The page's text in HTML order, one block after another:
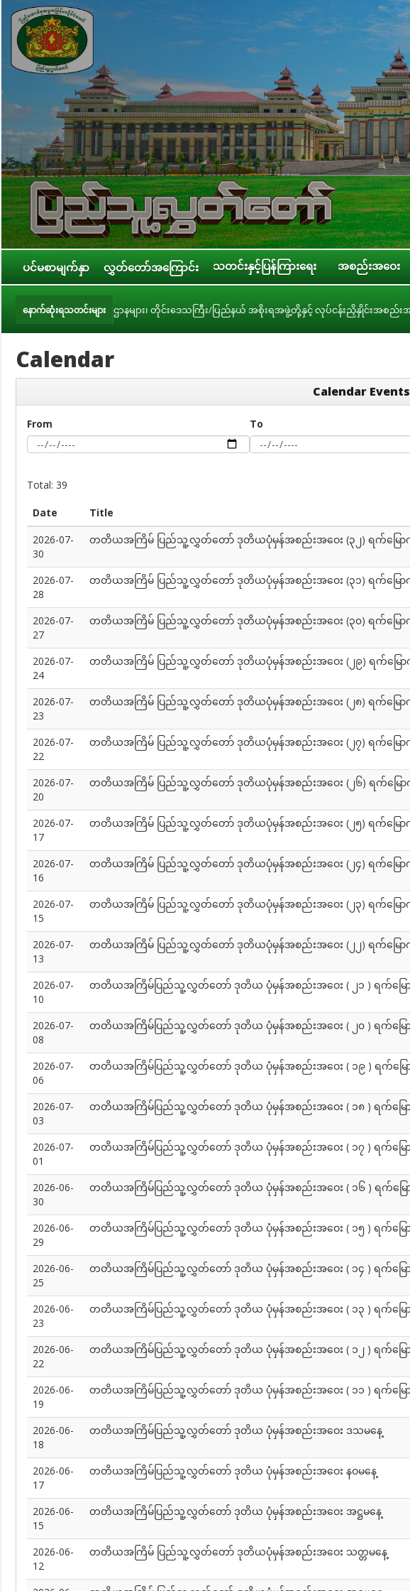
ပင်မစာမျက်နှာ လွှတ်တော်အကြောင်း သတင်းနှင့်ပြန်ကြားရေး အစည်းအဝေး
နောက်ဆုံးရသတင်းများ
နများ၊ တိုင်းဒေသကြီး/ပြည်နယ် အစိုးရအဖွဲ့တို့နှင့် လုပ်ငန်းညှိနှိုင်းအစည်းအဝေး ကျင်းပ ပြည်
Calendar
Calendar Events
From
To
Total: 39
Date
Title
2026-07-
30
တတိယအကြိမ် ပြည်သူ့လွှတ်တော် ဒုတိယပုံမှန်အစည်းအဝေး (၃၂) ရက်မြော
2026-07-
28
တတိယအကြိမ် ပြည်သူ့လွှတ်တော် ဒုတိယပုံမှန်အစည်းအဝေး (၃၁) ရက်မြော
2026-07-
27
တတိယအကြိမ် ပြည်သူ့လွှတ်တော် ဒုတိယပုံမှန်အစည်းအဝေး (၃၀) ရက်မြော
2026-07-
24
တတိယအကြိမ် ပြည်သူ့လွှတ်တော် ဒုတိယပုံမှန်အစည်းအဝေး (၂၉) ရက်မြော
2026-07-
23
တတိယအကြိမ် ပြည်သူ့လွှတ်တော် ဒုတိယပုံမှန်အစည်းအဝေး (၂၈) ရက်မြော
2026-07-
22
တတိယအကြိမ် ပြည်သူ့လွှတ်တော် ဒုတိယပုံမှန်အစည်းအဝေး (၂၇) ရက်မြော
2026-07-
20
တတိယအကြိမ် ပြည်သူ့လွှတ်တော် ဒုတိယပုံမှန်အစည်းအဝေး (၂၆) ရက်မြော
2026-07-
17
တတိယအကြိမ် ပြည်သူ့လွှတ်တော် ဒုတိယပုံမှန်အစည်းအဝေး (၂၅) ရက်မြော
2026-07-
16
တတိယအကြိမ် ပြည်သူ့လွှတ်တော် ဒုတိယပုံမှန်အစည်းအဝေး (၂၄) ရက်မြော
2026-07-
15
တတိယအကြိမ် ပြည်သူ့လွှတ်တော် ဒုတိယပုံမှန်အစည်းအဝေး (၂၃) ရက်မြော
2026-07-
13
တတိယအကြိမ် ပြည်သူ့လွှတ်တော် ဒုတိယပုံမှန်အစည်းအဝေး (၂၂) ရက်မြော
2026-07-
10
တတိယအကြိမ်ပြည်သူ့လွှတ်တော် ဒုတိယ ပုံမှန်အစည်းအဝေး ( ၂၁ ) ရက်မြေ
2026-07-
08
တတိယအကြိမ်ပြည်သူ့လွှတ်တော် ဒုတိယ ပုံမှန်အစည်းအဝေး ( ၂၀ ) ရက်မြေ
2026-07-
06
တတိယအကြိမ်ပြည်သူ့လွှတ်တော် ဒုတိယ ပုံမှန်အစည်းအဝေး ( ၁၉ ) ရက်မြေ
2026-07-
03
တတိယအကြိမ်ပြည်သူ့လွှတ်တော် ဒုတိယ ပုံမှန်အစည်းအဝေး ( ၁၈ ) ရက်မြေ
2026-07-
01
တတိယအကြိမ်ပြည်သူ့လွှတ်တော် ဒုတိယ ပုံမှန်အစည်းအဝေး ( ၁၇ ) ရက်မြေ
2026-06-
30
တတိယအကြိမ်ပြည်သူ့လွှတ်တော် ဒုတိယ ပုံမှန်အစည်းအဝေး ( ၁၆ ) ရက်မြေ
2026-06-
29
တတိယအကြိမ်ပြည်သူ့လွှတ်တော် ဒုတိယ ပုံမှန်အစည်းအဝေး ( ၁၅ ) ရက်မြေ
2026-06-
25
တတိယအကြိမ်ပြည်သူ့လွှတ်တော် ဒုတိယ ပုံမှန်အစည်းအဝေး ( ၁၄ ) ရက်မြေ
2026-06-
23
တတိယအကြိမ်ပြည်သူ့လွှတ်တော် ဒုတိယ ပုံမှန်အစည်းအဝေး ( ၁၃ ) ရက်မြေ
2026-06-
22
တတိယအကြိမ်ပြည်သူ့လွှတ်တော် ဒုတိယ ပုံမှန်အစည်းအဝေး ( ၁၂ ) ရက်မြေ
2026-06-
19
တတိယအကြိမ်ပြည်သူ့လွှတ်တော် ဒုတိယ ပုံမှန်အစည်းအဝေး ( ၁၁ ) ရက်မြေ
2026-06-
18
တတိယအကြိမ်ပြည်သူ့လွှတ်တော် ဒုတိယ ပုံမှန်အစည်းအဝေး ဒသမနေ့
2026-06-
17
တတိယအကြိမ်ပြည်သူ့လွှတ်တော် ဒုတိယ ပုံမှန်အစည်းအဝေး နဝမနေ့
2026-06-
15
တတိယအကြိမ်ပြည်သူ့လွှတ်တော် ဒုတိယ ပုံမှန်အစည်းအဝေး အဋ္ဌမနေ့
2026-06-
12
တတိယအကြိမ် ပြည်သူ့လွှတ်တော် ဒုတိယပုံမှန်အစည်းအဝေး သတ္တမနေ့